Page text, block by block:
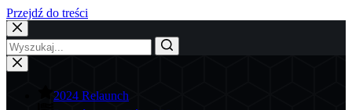
Przejdź do treści
2024 Relaunch